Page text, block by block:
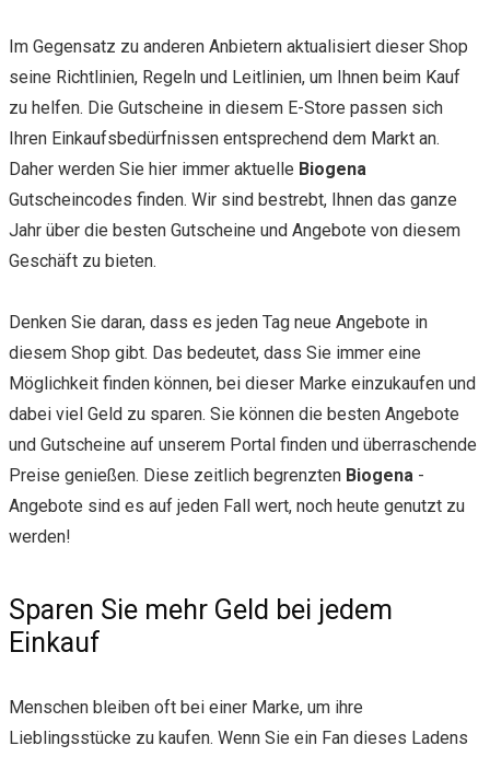
Im Gegensatz zu anderen Anbietern aktualisiert dieser Shop
seine Richtlinien, Regeln und Leitlinien, um Ihnen beim Kauf
zu helfen. Die Gutscheine in diesem E-Store passen sich
Ihren Einkaufsbedürfnissen entsprechend dem Markt an.
Daher werden Sie hier immer aktuelle Biogena
Gutscheincodes finden. Wir sind bestrebt, Ihnen das ganze
Jahr über die besten Gutscheine und Angebote von diesem
Geschäft zu bieten.
Denken Sie daran, dass es jeden Tag neue Angebote in
diesem Shop gibt. Das bedeutet, dass Sie immer eine
Möglichkeit finden können, bei dieser Marke einzukaufen und
dabei viel Geld zu sparen. Sie können die besten Angebote
und Gutscheine auf unserem Portal finden und überraschende
Preise genießen. Diese zeitlich begrenzten Biogena -
Angebote sind es auf jeden Fall wert, noch heute genutzt zu
werden!
Sparen Sie mehr Geld bei jedem
Einkauf
Menschen bleiben oft bei einer Marke, um ihre
Lieblingsstücke zu kaufen. Wenn Sie ein Fan dieses Ladens